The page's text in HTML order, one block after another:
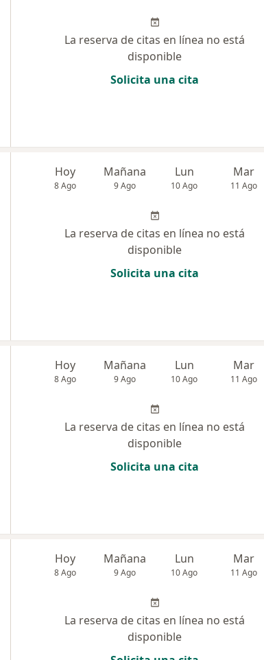
La reserva de citas en línea no está
disponible
Solicita una cita
Hoy
8 Ago
Mañana
9 Ago
Lun
10 Ago
Mar
11 Ago
La reserva de citas en línea no está
disponible
Solicita una cita
Hoy
8 Ago
Mañana
9 Ago
Lun
10 Ago
Mar
11 Ago
La reserva de citas en línea no está
disponible
Solicita una cita
Hoy
8 Ago
Mañana
9 Ago
Lun
10 Ago
Mar
11 Ago
La reserva de citas en línea no está
disponible